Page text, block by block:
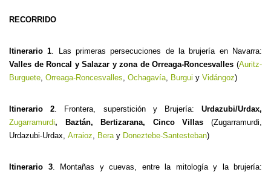
RECORRIDO
Itinerario 1. Las primeras persecuciones de la brujería en Navarra:
Valles de Roncal y Salazar y zona de Orreaga-Roncesvalles (Auritz-
Burguete, Orreaga-Roncesvalles, Ochagavía, Burgui y Vidángoz)
Itinerario 2. Frontera, superstición y Brujería:Urdazubi/Urdax,
Zugarramurdi, Baztán, Bertizarana, Cinco Villas (Zugarramurdi,
Urdazubi-Urdax, Arraioz, Beray Doneztebe-Santesteban)
Itinerario 3. Montañas y cuevas, entre la mitología y la brujería: